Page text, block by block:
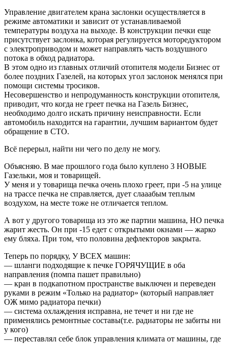
Управление двигателем крана заслонки осуществляется в
режиме автоматики и зависит от устанавливаемой
температуры воздуха на выходе. В конструкции печки еще
присутствует заслонка, которая регулируется моторедуктором
с электроприводом и может направлять часть воздушного
потока в обход радиатора.
В этом одно из главных отличий отопителя модели Бизнес от
более поздних Газелей, на которых угол заслонок менялся при
помощи системы тросиков.
Несовершенство и непродуманность конструкции отопителя,
приводит, что когда не греет печка на Газель Бизнес,
необходимо долго искать причину неисправности. Если
автомобиль находится на гарантии, лучшим вариантом будет
обращение в СТО.
Всё перерыл, найти ни чего по делу не могу.
Объясняю. В мае прошлого года было куплено 3 НОВЫЕ
Газельки, моя и товарищей.
У меня и у товарища печка очень плохо греет, при -5 на улице
на трассе печка не справляется, дует слааабым теплым
воздухом, на месте тоже не отличается теплом.
А вот у другого товарища из это же партии машина, НО печка
жарит жесть. Он при -15 едет с открытыми окнами — жарко
ему бляха. При том, что половина дефлекторов закрыта.
Теперь по порядку, У ВСЕХ машин:
— шланги подходящие к печке ГОРЯЧУЩИЕ в оба
направления (помпа пашет правильно)
— кран в подкапотном пространстве выключен и переведен
руками в режим «Только на радиатор» (который направляет
ОЖ мимо радиатора печки)
— система охлаждения исправна, не течет и ни где не
применялись ремонтные составы(т.е. радиаторы не забиты ни
у кого)
— переставлял себе блок управления климата от машины, где